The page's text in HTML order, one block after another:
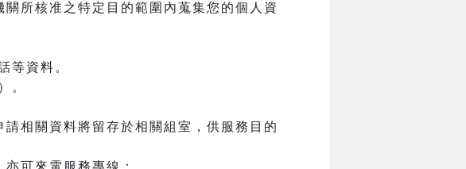
所核准之特定目的範圍內蒐集您的個人資
等資料。
。
相關資料將留存於相關組室，供服務目的